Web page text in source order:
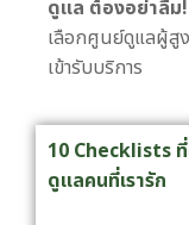
ดูแล ต้องอย่าลื
เลือกศูนย์ดูแลผู้สู
เข้ารับบริการ
10 Checklists
ดูแลคนที่เรารัก